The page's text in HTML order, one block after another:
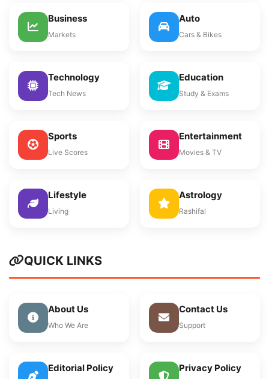
Business
Markets
Auto
Cars & Bikes
Technology
Tech News
Education
Study & Exams
Sports
Live Scores
Entertainment
Movies & TV
Lifestyle
Living
Astrology
Rashifal
QUICK LINKS
About Us
Who We Are
Contact Us
Support
Editorial Policy Privacy Policy